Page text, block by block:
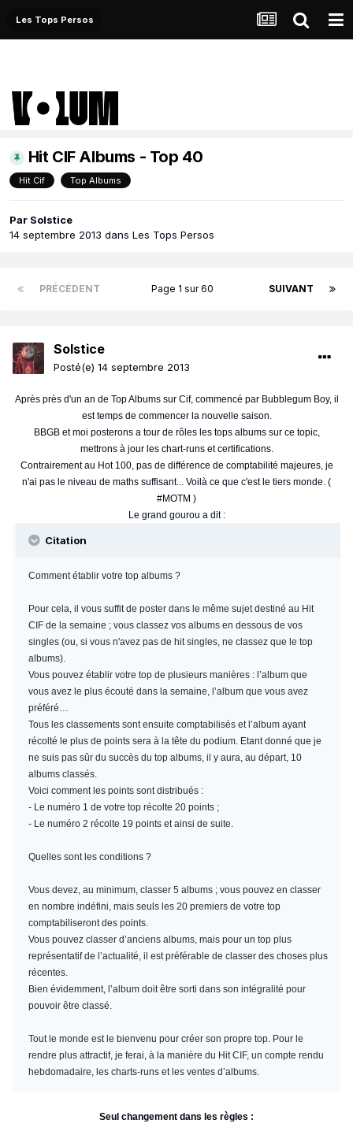
Les Tops Persos
Hit CIF Albums - Top 40
Hit Cif Top Albums
Par Solstice
14 septembre 2013 dans Les Tops Persos
PRÉCÉDENT SUIVANT
Page 1 sur 60
Solstice
Posté(e) 14 septembre 2013
Après près d'un an de Top Albums sur Cif, commencé par Bubblegum Boy, il
est temps de commencer la nouvelle saison.
BBGB et moi posterons a tour de rôles les tops albums sur ce topic,
mettrons à jour les chart-runs et certifications.
Contrairement au Hot 100, pas de différence de comptabilité majeures, je
n'ai pas le niveau de maths suffisant... Voilà ce que c'est le tiers monde. (
#MOTM )
Le grand gourou a dit :
Citation
Comment établir votre top albums ?
Pour cela, il vous suffit de poster dans le même sujet destiné au Hit
CIF de la semaine ; vous classez vos albums en dessous de vos
singles (ou, si vous n'avez pas de hit singles, ne classez que le top
albums).
Vous pouvez établir votre top de plusieurs manières : l’album que
vous avez le plus écouté dans la semaine, l’album que vous avez
préféré…
Tous les classements sont ensuite comptabilisés et l’album ayant
récolté le plus de points sera à la tête du podium. Etant donné que je
ne suis pas sûr du succès du top albums, il y aura, au départ, 10
albums classés.
Voici comment les points sont distribués :
- Le numéro 1 de votre top récolte 20 points ;
- Le numéro 2 récolte 19 points et ainsi de suite.
Quelles sont les conditions ?
Vous devez, au minimum, classer 5 albums ; vous pouvez en classer
en nombre indéfini, mais seuls les 20 premiers de votre top
comptabiliseront des points.
Vous pouvez classer d’anciens albums, mais pour un top plus
représentatif de l’actualité, il est préférable de classer des choses plus
récentes.
Bien évidemment, l’album doit être sorti dans son intégralité pour
pouvoir être classé.
Tout le monde est le bienvenu pour créer son propre top. Pour le
rendre plus attractif, je ferai, à la manière du Hit CIF, un compte rendu
hebdomadaire, les charts-runs et les ventes d’albums.
Seul changement dans les règles :